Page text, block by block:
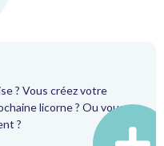
? Vous créez votre
licorne ? Ou vous
?